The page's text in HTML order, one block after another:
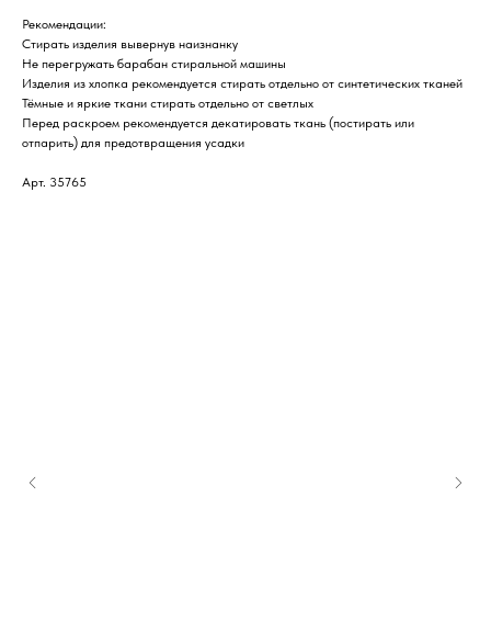
Рекомендации:
Стирать изделия вывернув наизнанку
Не перегружать барабан стиральной машины
Изделия из хлопка рекомендуется стирать отдельно от синтетических тканей
Тёмные и яркие ткани стирать отдельно от светлых
Перед раскроем рекомендуется декатировать ткань (постирать или
отпарить) для предотвращения усадки
Арт. 35765